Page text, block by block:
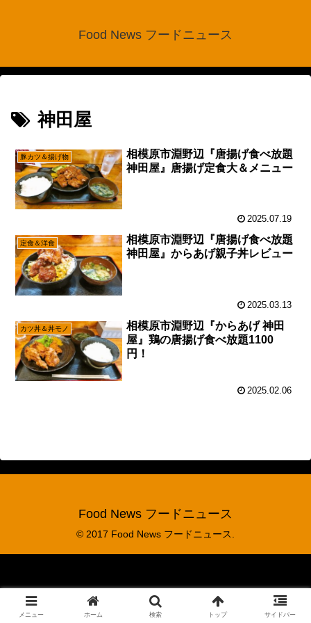
Food News フードニュース
神田屋
豚カツ＆揚げ物
相模原市淵野辺『唐揚げ食べ放題
神田屋』唐揚げ定食大＆メニュー
2025.07.19
定食＆洋食
相模原市淵野辺『唐揚げ食べ放題
神田屋』からあげ親子丼レビュー
2025.03.13
カツ丼＆丼モノ
相模原市淵野辺『からあげ 神田
屋』鶏の唐揚げ食べ放題1100
円！
2025.02.06
Food News フードニュース
© 2017 Food News フードニュース.
メニュー ホーム 検索 トップ サイドバー